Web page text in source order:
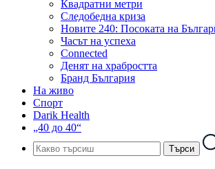
Квадратни метри
Следобедна криза
Новите 240: Посоката на
Часът на успеха
Connected
Денят на храбростта
Бранд България
На живо
Спорт
Darik Health
„40 до 40“